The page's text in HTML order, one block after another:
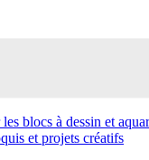
les blocs à dessin et
et projets créatifs